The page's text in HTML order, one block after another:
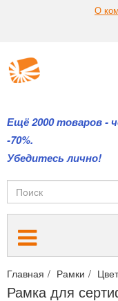
О
Ещё 2000 товаров -
-70%.
Убедитесь лично!
Главная Рамки
Рамка для